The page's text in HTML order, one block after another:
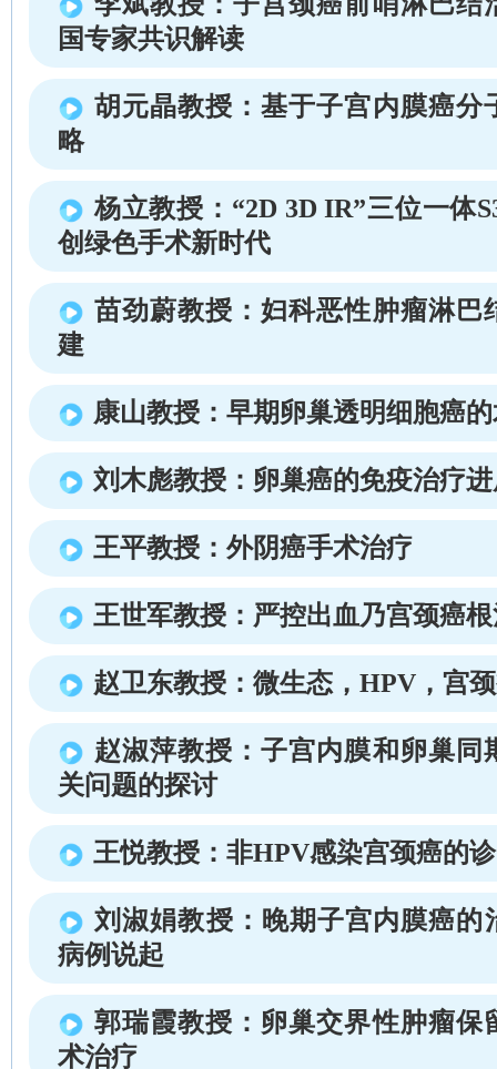
国专家共识解读
胡元晶教授：基于子宫内膜癌分
略
杨立教授：“2D 3D IR”三位一体
创绿色手术新时代
苗劲蔚教授：妇科恶性肿瘤淋巴
建
康山教授：早期卵巢透明细胞癌
刘木彪教授：卵巢癌的免疫治疗
王平教授：外阴癌手术治疗
王世军教授：严控出血乃宫颈癌
赵卫东教授：微生态，HPV，宫
赵淑萍教授：子宫内膜和卵巢同
关问题的探讨
王悦教授：非HPV感染宫颈癌的
刘淑娟教授：晚期子宫内膜癌
病例说起
郭瑞霞教授：卵巢交界性肿瘤保
术治疗